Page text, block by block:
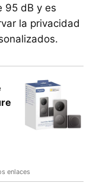
95 dB y es
la privacidad
enlaces